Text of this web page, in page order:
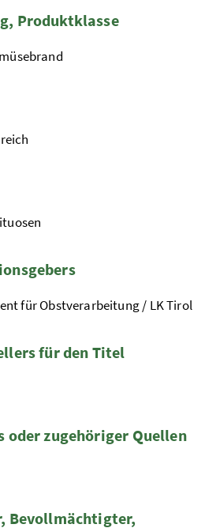
Produktklasse
für Obstverarbeitung / LK Tirol
für den Titel
oder zugehöriger Quellen
Bevollmächtigter,